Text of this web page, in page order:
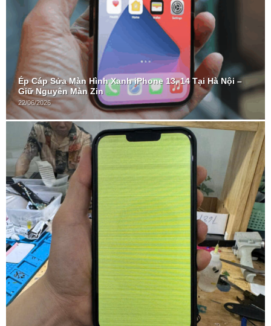
Ép Cáp Sửa Màn Hình Xanh iPhone 13, 14 Tại Hà Nội –
Giữ Nguyên Màn Zin
22/06/2026